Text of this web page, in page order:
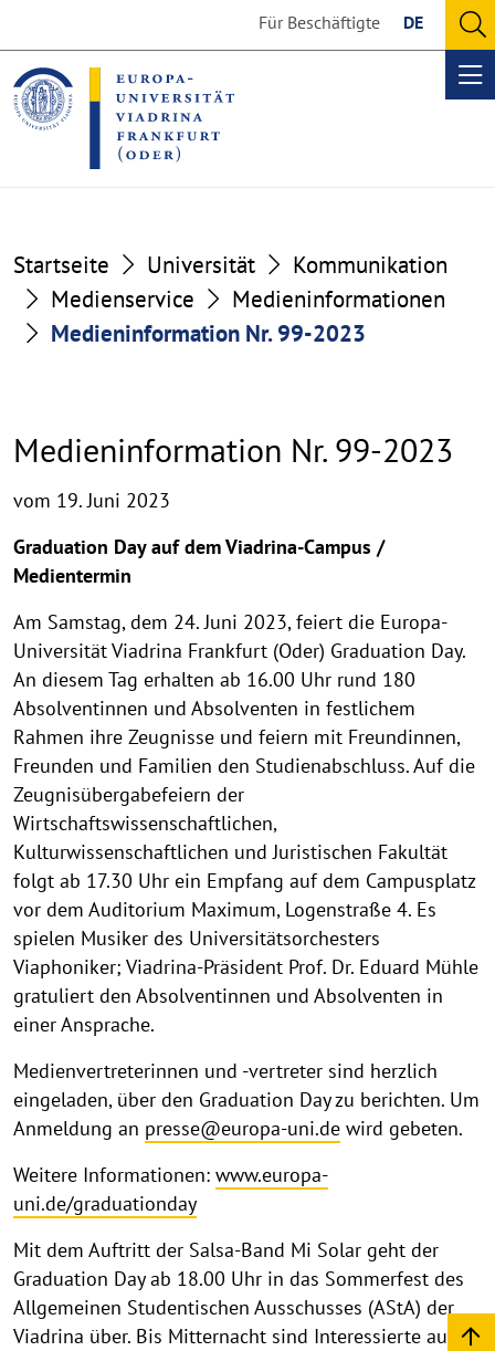
the
content
section
the
footer
section
Für Beschäftigte DE
Startseite Universität
Kommunikation
Medienservice
Medieninformationen
Medieninformation Nr. 99-2023
Medieninformation Nr. 99-2023
vom 19. Juni 2023
Graduation Day auf dem Viadrina-Campus /
Medientermin
Am Samstag, dem 24. Juni 2023, feiert die Europa-
Universität Viadrina Frankfurt (Oder) Graduation Day.
An diesem Tag erhalten ab 16.00 Uhr rund 180
Absolventinnen und Absolventen in festlichem
Rahmen ihre Zeugnisse und feiern mit Freundinnen,
Freunden und Familien den Studienabschluss. Auf die
Zeugnisübergabefeiern der
Wirtschaftswissenschaftlichen,
Kulturwissenschaftlichen und Juristischen Fakultät
folgt ab 17.30 Uhr ein Empfang auf dem Campusplatz
vor dem Auditorium Maximum, Logenstraße 4. Es
spielen Musiker des Universitätsorchesters
Viaphoniker; Viadrina-Präsident Prof. Dr. Eduard Mühle
gratuliert den Absolventinnen und Absolventen in
einer Ansprache.
Medienvertreterinnen und -vertreter sind herzlich
eingeladen, über den Graduation Day zu berichten. Um
Anmeldung an presse@europa-uni.de wird gebeten.
Weitere Informationen: www.europa-
uni.de/graduationday
Mit dem Auftritt der Salsa-Band Mi Solar geht der
Graduation Day ab 18.00 Uhr in das Sommerfest des
Allgemeinen Studentischen Ausschusses (AStA) der
Viadrina über. Bis Mitternacht sind Interessierte aus